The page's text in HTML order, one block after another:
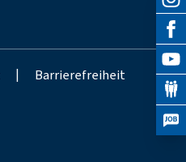
| Barrierefreiheit